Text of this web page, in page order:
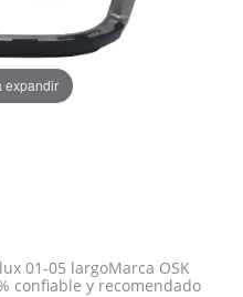
expandir
01-05 largoMarca OSK
confiable y recomendado